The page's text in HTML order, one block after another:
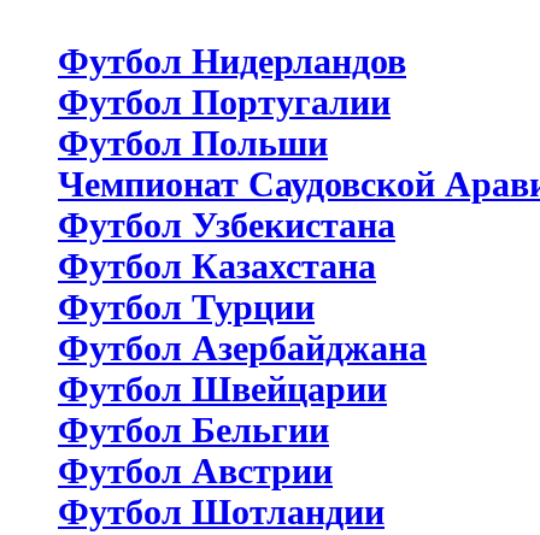
Футбол Нидерландов
Футбол Португалии
Футбол Польши
Чемпионат Саудовской
Футбол Узбекистана
Футбол Казахстана
Футбол Турции
Футбол Азербайджана
Футбол Швейцарии
Футбол Бельгии
Футбол Австрии
Футбол Шотландии